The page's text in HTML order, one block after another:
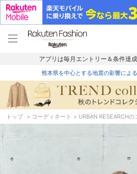
menu home
トップ
アプリは毎月エントリー＆条件達
熊本県を中心とする地震の影響によ
トップ コーディネート URBAN RESEARCHの